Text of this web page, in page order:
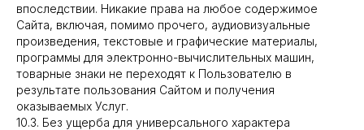
впоследствии. Никакие права на любое содержимое
Сайта, включая, помимо прочего, аудиовизуальные
произведения, текстовые и графические материалы,
программы для электронно-вычислительных машин,
товарные знаки не переходят к Пользователю в
результате пользования Сайтом и получения
оказываемых Услуг.
10.3. Без ущерба для универсального характера